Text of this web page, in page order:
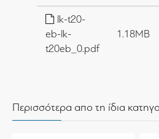
lk-t20-
eb-lk-
t20eb_0.pdf
1.18MB
Περισσότερα απο τη ίδια